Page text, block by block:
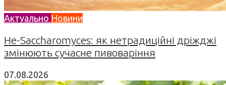
Актуально Новини
Не-Saccharomyces: як нетрадиційні дріжджі
змінюють сучасне пивоваріння
07.08.2026